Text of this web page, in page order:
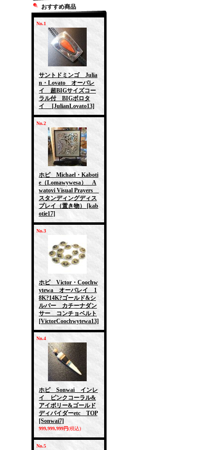
おすすめ商品
No.1
サントドミンゴ Julia
n・Lovato オーバレ
イ 超BIGサイズコー
ラル付 BIGボロタ
イ
[JulianLovato13]
No.2
ホピ Michael・Kaboti
e（Lomawywesa） A
watovi Visual Prayers
スタンディングディス
プレイ（置き物）
[kab
otie17]
No.3
ホピ Victor・Coochw
ytewa オーバレイ 1
8K?14K?ゴールド&シ
ルバー カチーナダン
サー コンチョベルト
[VictorCoochwytewa13]
No.4
ホピ Sonwai インレ
イ ピンクコーラル&
アイボリー&ゴールド
ディバイダーetc TOP
[Sonwai7]
999,999,999円(税込)
No.5